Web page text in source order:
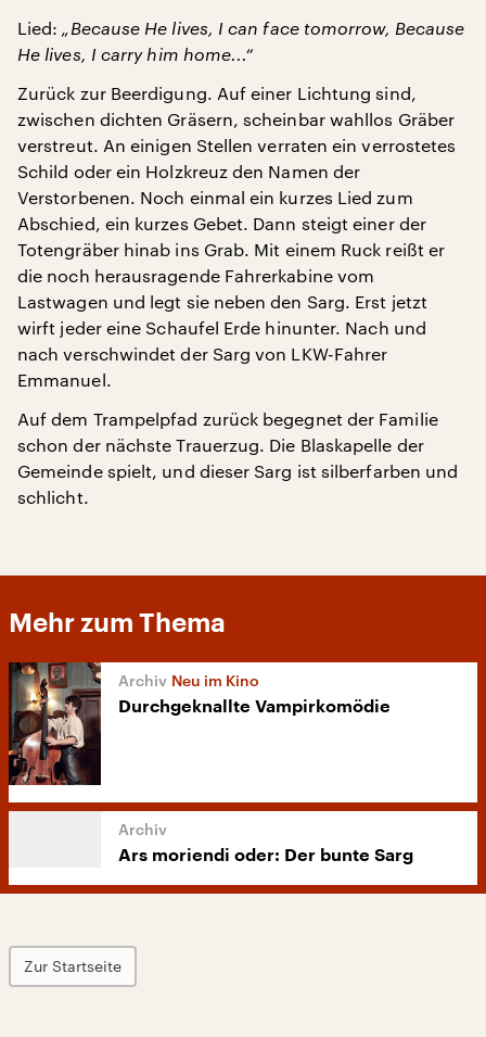
Lied: „Because He lives, I can face tomorrow, Because
He lives, I carry him home...“
Zurück zur Beerdigung. Auf einer Lichtung sind,
zwischen dichten Gräsern, scheinbar wahllos Gräber
verstreut. An einigen Stellen verraten ein verrostetes
Schild oder ein Holzkreuz den Namen der
Verstorbenen. Noch einmal ein kurzes Lied zum
Abschied, ein kurzes Gebet. Dann steigt einer der
Totengräber hinab ins Grab. Mit einem Ruck reißt er
die noch herausragende Fahrerkabine vom
Lastwagen und legt sie neben den Sarg. Erst jetzt
wirft jeder eine Schaufel Erde hinunter. Nach und
nach verschwindet der Sarg von LKW-Fahrer
Emmanuel.
Auf dem Trampelpfad zurück begegnet der Familie
schon der nächste Trauerzug. Die Blaskapelle der
Gemeinde spielt, und dieser Sarg ist silberfarben und
schlicht.
Mehr zum Thema
Neu im Kino
Durchgeknallte Vampirkomödie
Ars moriendi oder: Der bunte Sarg
Zur Startseite